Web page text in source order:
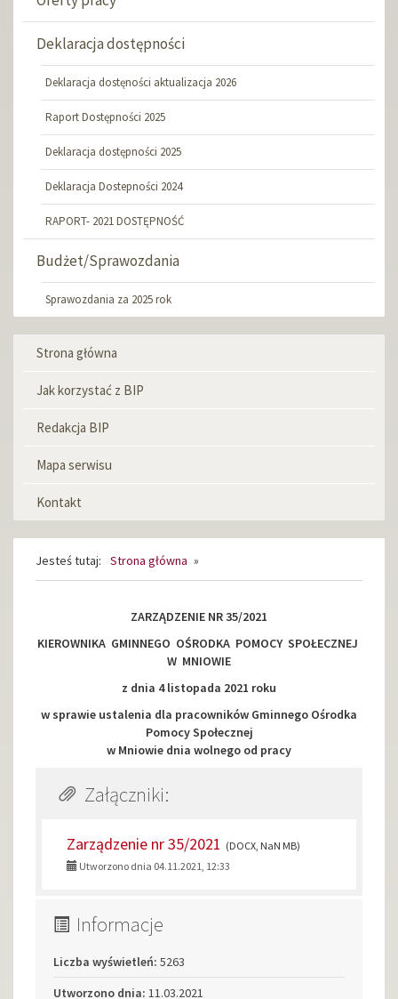
Deklaracja dostępności
Deklaracja dostęności aktualizacja 2026
Raport Dostępności 2025
Deklaracja dostępności 2025
Deklaracja Dostepności 2024
RAPORT- 2021 DOSTĘPNOŚĆ
Budżet/Sprawozdania
Sprawozdania za 2025 rok
Menu
Strona główna
Jak korzystać z BIP
Redakcja BIP
Mapa serwisu
Kontakt
Jesteś tutaj: Strona główna »
główna
ZARZĄDZENIE NR 35/2021
KIEROWNIKA GMINNEGO OŚRODKA POMOCY SPOŁECZNEJ
W MNIOWIE
z dnia 4 listopada 2021 roku
w sprawie ustalenia dla pracowników Gminnego Ośrodka
Pomocy Społecznej
w Mniowie dnia wolnego od pracy
Załączniki:
Zarządzenie nr 35/2021 (DOCX, NaN MB)
Utworzono dnia 04.11.2021, 12:33
Informacje
Liczba wyświetleń: 5263
Utworzono dnia: 11.03.2021